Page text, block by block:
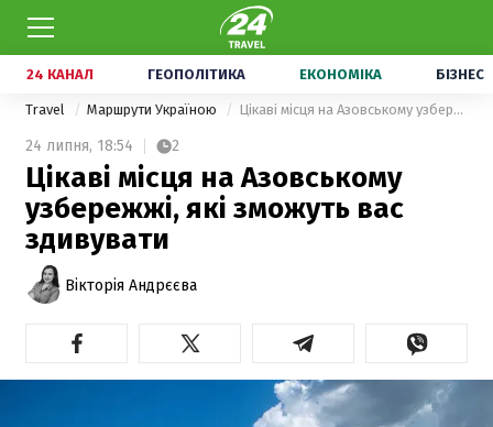
24 КАНАЛ ГЕОПОЛІТИКА ЕКОНОМІКА БІЗНЕС
Travel Маршрути Україною Цікаві місця на Азовському узбережжі, які зможуть вас здивувати
24 липня, 18:54 2
Цікаві місця на Азовському
узбережжі, які зможуть вас
здивувати
Вікторія Андрєєва